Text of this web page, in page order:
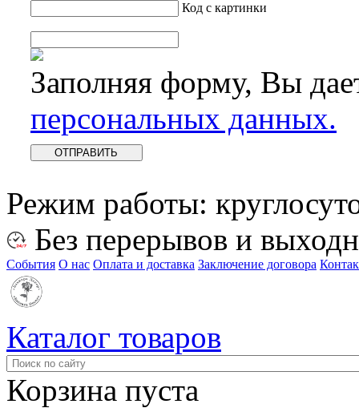
Код с картинки
Заполняя форму, Вы
персональных данных.
Режим работы:
Без перерывов и
События О нас Оплата и доставка Заключение договора
Каталог товаров
Корзина пуста